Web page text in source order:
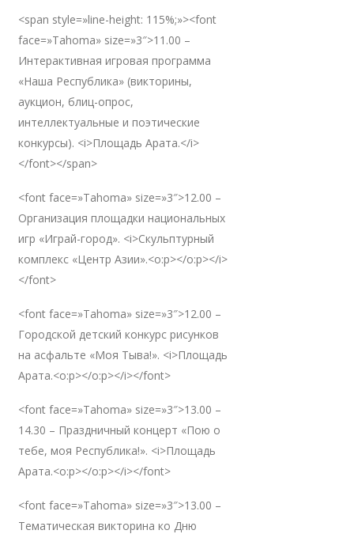
<span style=»line-height: 115%;»><font
face=»Tahoma» size=»3″>11.00 –
Интерактивная игровая программа
«Наша Республика» (викторины,
аукцион, блиц-опрос,
интеллектуальные и поэтические
конкурсы). <i>Площадь Арата.</i>
</font></span>
<font face=»Tahoma» size=»3″>12.00 –
Организация площадки национальных
игр «Играй-город». <i>Скульптурный
комплекс «Центр Азии».<o:p></o:p></i>
</font>
<font face=»Tahoma» size=»3″>12.00 –
Городской детский конкурс рисунков
на асфальте «Моя Тыва!». <i>Площадь
Арата.<o:p></o:p></i></font>
<font face=»Tahoma» size=»3″>13.00 –
14.30 – Праздничный концерт «Пою о
тебе, моя Республика!». <i>Площадь
Арата.<o:p></o:p></i></font>
<font face=»Tahoma» size=»3″>13.00 –
Тематическая викторина ко Дню